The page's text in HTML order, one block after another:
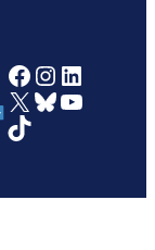
Facebook
Instagram
X Bluesky
TikTok